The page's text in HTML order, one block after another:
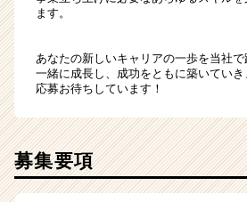
ます。
あなたの新しいキャリアの一歩を当社で
一緒に成長し、成功をともに築いていき
応募お待ちしています！
募集要項